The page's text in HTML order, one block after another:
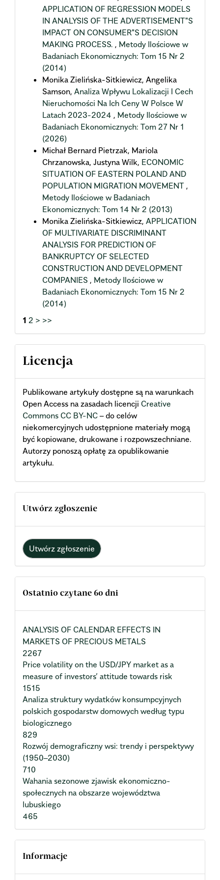
APPLICATION OF REGRESSION MODELS
IN ANALYSIS OF THE ADVERTISEMENT"S
IMPACT ON CONSUMER"S DECISION
MAKING PROCESS. , Metody Ilościowe w
Badaniach Ekonomicznych: Tom 15 Nr 2
(2014)
Monika Zielińska-Sitkiewicz, Angelika
Samson, Analiza Wpływu Lokalizacji I Cech
Nieruchomości Na Ich Ceny W Polsce W
Latach 2023-2024 , Metody Ilościowe w
Badaniach Ekonomicznych: Tom 27 Nr 1
(2026)
Michał Bernard Pietrzak, Mariola
Chrzanowska, Justyna Wilk, ECONOMIC
SITUATION OF EASTERN POLAND AND
POPULATION MIGRATION MOVEMENT ,
Metody Ilościowe w Badaniach
Ekonomicznych: Tom 14 Nr 2 (2013)
Monika Zielińska-Sitkiewicz, APPLICATION
OF MULTIVARIATE DISCRIMINANT
ANALYSIS FOR PREDICTION OF
BANKRUPTCY OF SELECTED
CONSTRUCTION AND DEVELOPMENT
COMPANIES , Metody Ilościowe w
Badaniach Ekonomicznych: Tom 15 Nr 2
(2014)
1 2 > >>
Licencja
Publikowane artykuły dostępne są na warunkach
Open Access na zasadach licencji Creative
Commons CC BY-NC – do celów
niekomercyjnych udostępnione materiały mogą
być kopiowane, drukowane i rozpowszechniane.
Autorzy ponoszą opłatę za opublikowanie
artykułu.
Utwórz zgłoszenie
Utwórz zgłoszenie
Ostatnio czytane 60 dni
ANALYSIS OF CALENDAR EFFECTS IN
MARKETS OF PRECIOUS METALS
2267
Price volatility on the USD/JPY market as a
measure of investors’ attitude towards risk
1515
Analiza struktury wydatków konsumpcyjnych
polskich gospodarstw domowych według typu
biologicznego
829
Rozwój demograficzny wsi: trendy i perspektywy
(1950–2030)
710
Wahania sezonowe zjawisk ekonomiczno-
społecznych na obszarze województwa
lubuskiego
465
Informacje